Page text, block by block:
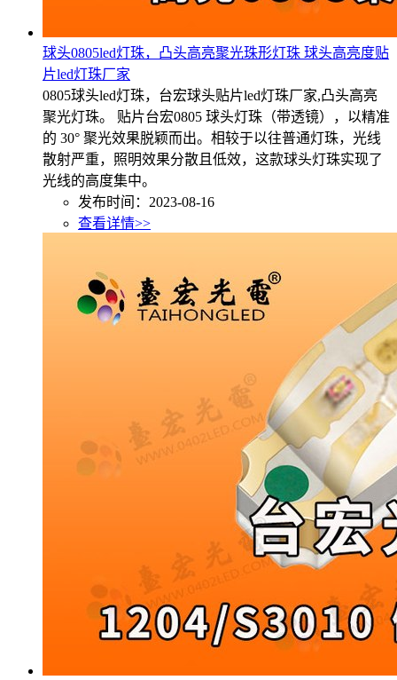
球头0805led灯珠，凸头高亮聚光珠形灯珠 球头高亮度贴
片led灯珠厂家
0805球头led灯珠，台宏球头贴片led灯珠厂家,凸头高亮
聚光灯珠。 贴片台宏0805 球头灯珠（带透镜），以精准
的 30° 聚光效果脱颖而出。相较于以往普通灯珠，光线
散射严重，照明效果分散且低效，这款球头灯珠实现了
光线的高度集中。
发布时间：2023-08-16
查看详情>>